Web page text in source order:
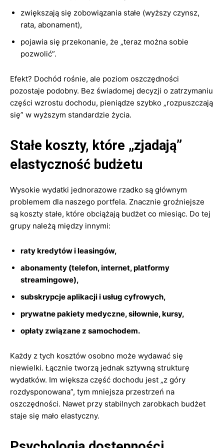
zwiększają się zobowiązania stałe (wyższy czynsz,
rata, abonament),
pojawia się przekonanie, że „teraz można sobie
pozwolić”.
Efekt? Dochód rośnie, ale poziom oszczędności
pozostaje podobny. Bez świadomej decyzji o zatrzymaniu
części wzrostu dochodu, pieniądze szybko „rozpuszczają
się” w wyższym standardzie życia.
Stałe koszty, które „zjadają”
elastyczność budżetu
Wysokie wydatki jednorazowe rzadko są głównym
problemem dla naszego portfela. Znacznie groźniejsze
są koszty stałe, które obciążają budżet co miesiąc. Do tej
grupy należą między innymi:
raty kredytów i leasingów,
abonamenty (telefon, internet, platformy
streamingowe),
subskrypcje aplikacji i usług cyfrowych,
prywatne pakiety medyczne, siłownie, kursy,
opłaty związane z samochodem.
Każdy z tych kosztów osobno może wydawać się
niewielki. Łącznie tworzą jednak sztywną strukturę
wydatków. Im większa część dochodu jest „z góry
rozdysponowana”, tym mniejsza przestrzeń na
oszczędności. Nawet przy stabilnych zarobkach budżet
staje się mało elastyczny.